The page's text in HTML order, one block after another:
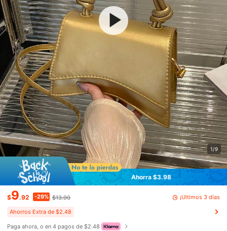
1/9
Ahorra $3.98
$9.92 -29% $13.90 ¡Últimos 3 días
Ahorros Extra de $2.48
Paga ahora, o en 4 pagos de $2.48